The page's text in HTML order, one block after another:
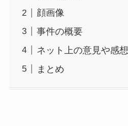
顔画像
事件の概要
ネット上の意見や感想
まとめ